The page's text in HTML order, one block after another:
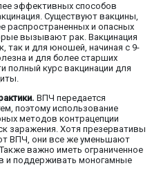
эффективных способов
Существуют вакцины,
распространенных и опасных
вызывают рак. Вакцинация
так и для юношей, начиная с 9-
и для более старших
полный курс вакцинации для
ВПЧ передается
поэтому использование
методов контрацепции
заражения. Хотя презервативы
ВПЧ, они все же уменьшают
важно иметь ограниченное
и поддерживать моногамные